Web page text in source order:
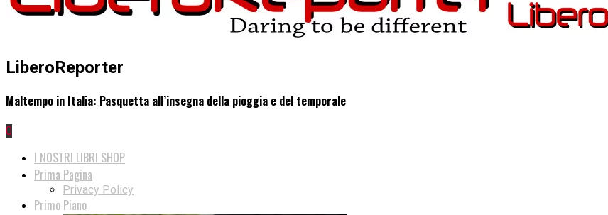
LiberoReporter
Maltempo in Italia: Pasquetta all’insegna della pioggia e del temporale
0
I NOSTRI LIBRI SHOP
Prima Pagina
Privacy Policy
Primo Piano